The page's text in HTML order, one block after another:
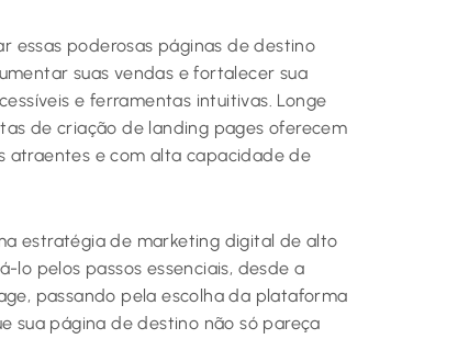
essas poderosas páginas de destino
suas vendas e fortalecer sua
e ferramentas intuitivas. Longe
de criação de landing pages oferecem
atraentes e com alta capacidade de
estratégia de marketing digital de alto
lo pelos passos essenciais, desde a
passando pela escolha da plataforma
sua página de destino não só pareça